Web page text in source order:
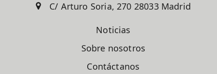
C/ Arturo Soria, 270 28033 Madrid
Noticias
Sobre nosotros
Contáctanos